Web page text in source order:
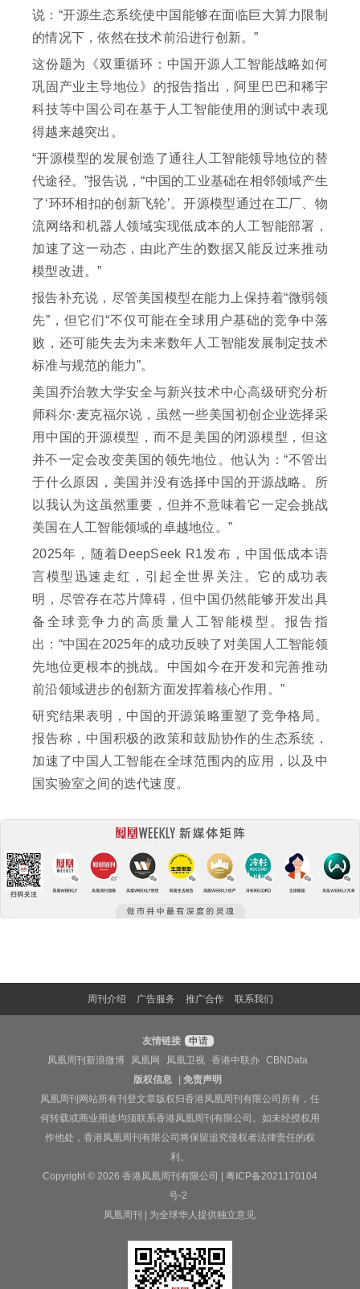
说：“开源生态系统使中国能够在面临巨大算力限制
的情况下，依然在技术前沿进行创新。”
这份题为《双重循环：中国开源人工智能战略如何
巩固产业主导地位》的报告指出，阿里巴巴和稀宇
科技等中国公司在基于人工智能使用的测试中表现
得越来越突出。
“开源模型的发展创造了通往人工智能领导地位的替
代途径。”报告说，“中国的工业基础在相邻领域产生
了‘环环相扣的创新飞轮’。开源模型通过在工厂、物
流网络和机器人领域实现低成本的人工智能部署，
加速了这一动态，由此产生的数据又能反过来推动
模型改进。”
报告补充说，尽管美国模型在能力上保持着“微弱领
先”，但它们“不仅可能在全球用户基础的竞争中落
败，还可能失去为未来数年人工智能发展制定技术
标准与规范的能力”。
美国乔治敦大学安全与新兴技术中心高级研究分析
师科尔·麦克福尔说，虽然一些美国初创企业选择采
用中国的开源模型，而不是美国的闭源模型，但这
并不一定会改变美国的领先地位。他认为：“不管出
于什么原因，美国并没有选择中国的开源战略。所
以我认为这虽然重要，但并不意味着它一定会挑战
美国在人工智能领域的卓越地位。”
2025年，随着DeepSeek R1发布，中国低成本语
言模型迅速走红，引起全世界关注。它的成功表
明，尽管存在芯片障碍，但中国仍然能够开发出具
备全球竞争力的高质量人工智能模型。报告指
出：“中国在2025年的成功反映了对美国人工智能领
先地位更根本的挑战。中国如今在开发和完善推动
前沿领域进步的创新方面发挥着核心作用。”
研究结果表明，中国的开源策略重塑了竞争格局。
报告称，中国积极的政策和鼓励协作的生态系统，
加速了中国人工智能在全球范围内的应用，以及中
国实验室之间的迭代速度。
周刊介绍 广告服务 推广合作 联系我们
友情链接 申请
凤凰周刊新浪微博
凤凰网 凤凰卫视 香港中联办
CBNData
版权信息
|免责声明
凤凰周刊网站所有刊登文章版权归香港凤凰周刊有限公司所有，任
何转载或商业用途均须联系香港凤凰周刊有限公司。如未经授权用
作他处，香港凤凰周刊有限公司将保留追究侵权者法律责任的权
利。
Copyright © 2026 香港凤凰周刊有限公司 | 粤ICP备2021170104
号-2
凤凰周刊 | 为全球华人提供独立意见